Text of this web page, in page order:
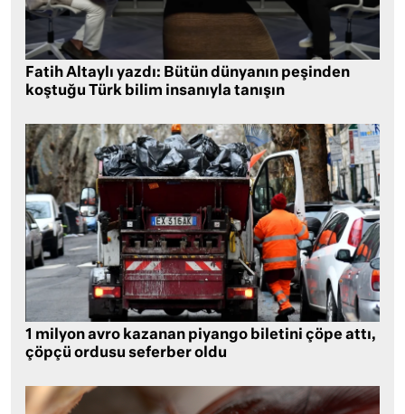
Fatih Altaylı yazdı: Bütün dünyanın peşinden
koştuğu Türk bilim insanıyla tanışın
1 milyon avro kazanan piyango biletini çöpe attı,
çöpçü ordusu seferber oldu